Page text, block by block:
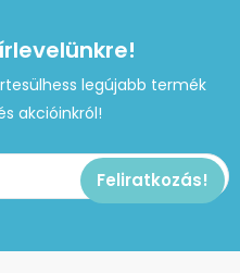
legújabb termék
akcióinkról!